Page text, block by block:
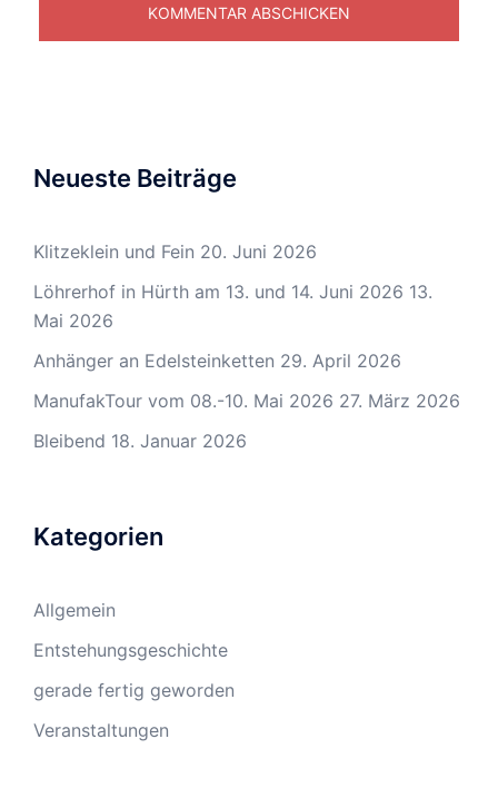
Neueste Beiträge
Klitzeklein und Fein 20. Juni 2026
Löhrerhof in Hürth am 13. und 14. Juni 2026 13.
Mai 2026
Anhänger an Edelsteinketten 29. April 2026
ManufakTour vom 08.-10. Mai 2026 27. März 2026
Bleibend 18. Januar 2026
Kategorien
Allgemein
Entstehungsgeschichte
gerade fertig geworden
Veranstaltungen